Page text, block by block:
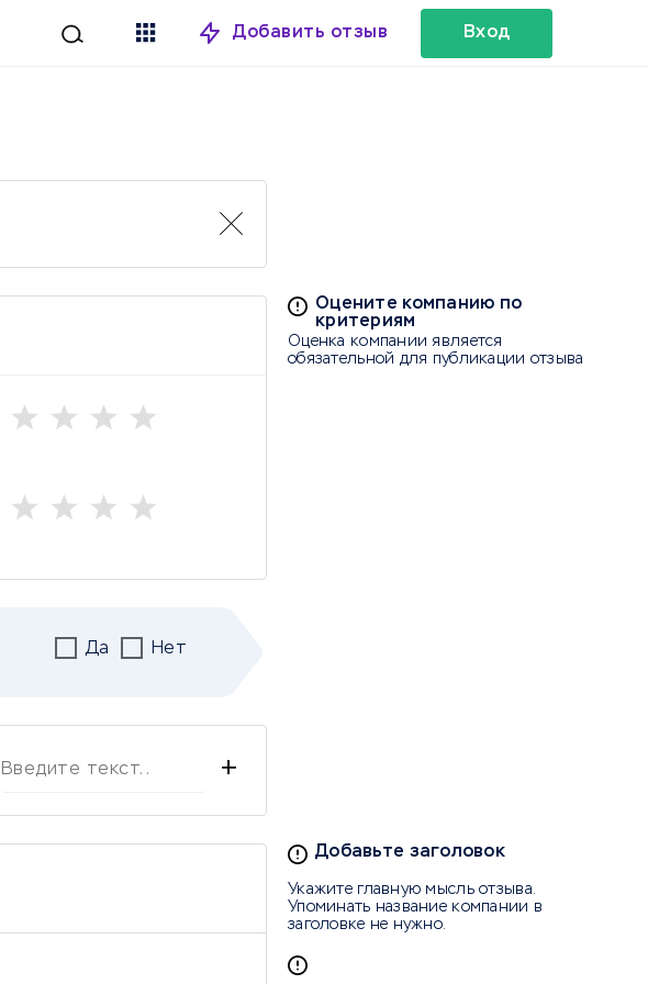
Добавить отзыв Вход
Оцените компанию по
критериям
Оценка компании является
обязательной для публикации отзыва
Да Нет
+
Добавьте заголовок
Укажите главную мысль отзыва.
Упоминать название компании в
заголовке не нужно.